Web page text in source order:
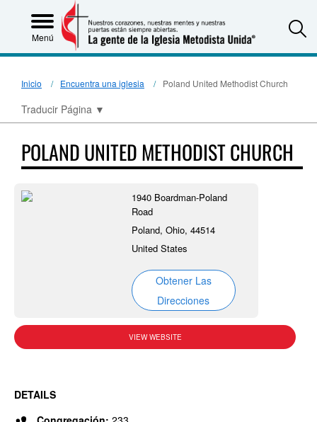
Menú
Inicio Encuentra una iglesia Poland United Methodist Church
Traducir Página ▼
POLAND UNITED METHODIST CHURCH
1940 Boardman-Poland
Road
Poland, Ohio, 44514
United States
Obtener Las
Direcciones
VIEW WEBSITE
DETAILS